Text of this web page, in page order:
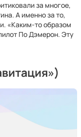
за многое,
А именно за то,
«Каким-то образом
По Дэмерон. Эту